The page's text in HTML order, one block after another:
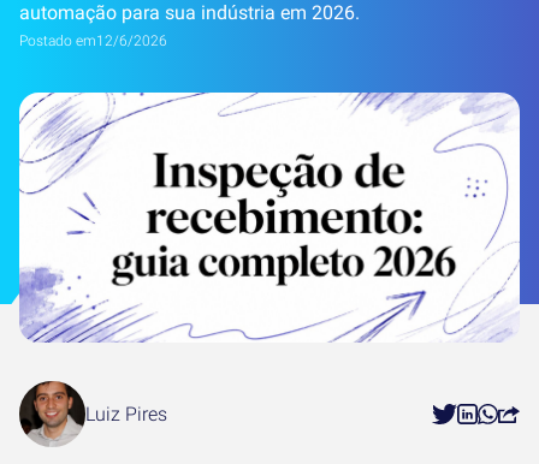
automação para sua indústria em 2026.
Postado em12/6/2026
Luiz Pires